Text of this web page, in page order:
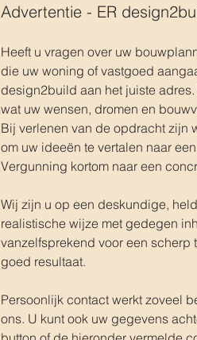
Advertentie - ER
Heeft u vragen over uw
die uw woning of vastgoed
design2build aan het juiste
wat uw wensen, dromen en
Bij verlenen van de opdracht zijn
om uw ideeën te vertalen naar
Vergunning kortom naar een
Wij zijn u op een deskundige,
realistische wijze met gedegen
vanzelfsprekend voor een scherp
goed resultaat.
Persoonlijk contact werkt zoveel
ons. U kunt ook uw gegevens